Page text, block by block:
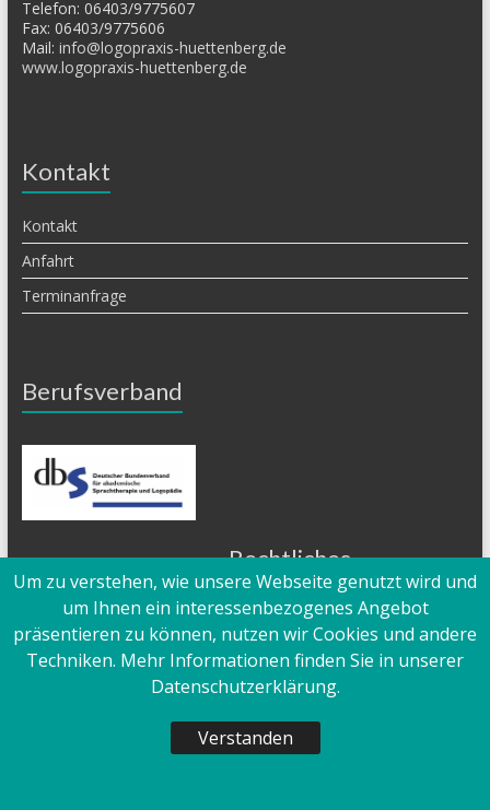
Telefon: 06403/9775607
Fax: 06403/9775606
Mail: info@logopraxis-huettenberg.de
www.logopraxis-huettenberg.de
Kontakt
Kontakt
Anfahrt
Terminanfrage
Berufsverband
Rechtliches
Impressum
Datenschutzerklärung
2026| Logopädische Praxis Hüttenberg |
Um zu verstehen, wie unsere Webseite genutzt wird und
um Ihnen ein interessenbezogenes Angebot
präsentieren zu können, nutzen wir Cookies und andere
Techniken. Mehr Informationen finden Sie in unserer
Datenschutzerklärung.
Verstanden